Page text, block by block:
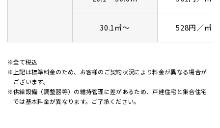
30.1㎥～ 528円／㎥
全て税込
上記は標準料金のため、お客様のご契約状況により料金が異なる場合が
ございます。
供給設備（調整器等）の維持管理に差があるため、戸建住宅と集合住宅
では基本料金が異なります。ご了承ください。